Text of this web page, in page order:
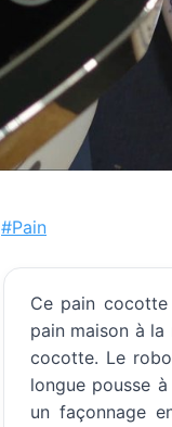
#Pain
Ce pain cocotte
pain maison à la
cocotte. Le
longue pousse
un façonnage